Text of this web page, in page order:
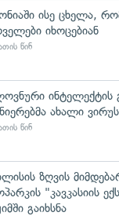
ისე ცხელა,
იხოცებიან
წინ
ინტელექტის
ახალი
წინ
ზღვის
"კავკასიის
გაიხსნა